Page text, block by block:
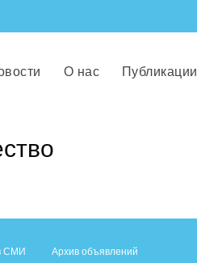
О нас Публикации
СМИ Архив объявлений